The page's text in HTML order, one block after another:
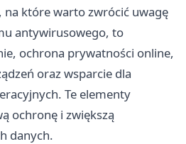
na które warto zwrócić uwagę
antywirusowego, to
ochrona prywatności online,
oraz wsparcie dla
Te elementy
ochronę i zwiększą
danych.